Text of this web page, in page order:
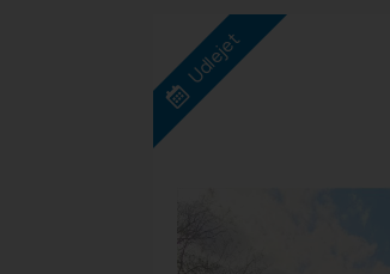
Udlejet